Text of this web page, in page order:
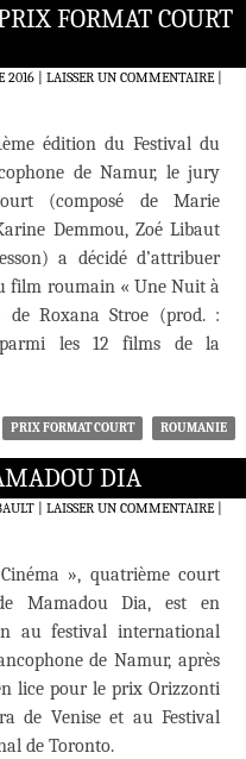
FORMAT COURT
2016 LAISSER UN COMMENTAIRE|
édition du Festival du
de Namur, le jury
(composé de Marie
Demmou, Zoé Libaut
a décidé d’attribuer
film roumain « Une Nuit à
de Roxana Stroe (prod. :
parmi les 12 films de la
PRIX FORMAT COURT ROUMANIE
DIA
LAISSER UN COMMENTAIRE|
», quatrième court
Mamadou Dia, est en
au festival international
de Namur, après
lice pour le prix Orizzonti
de Venise et au Festival
de Toronto.